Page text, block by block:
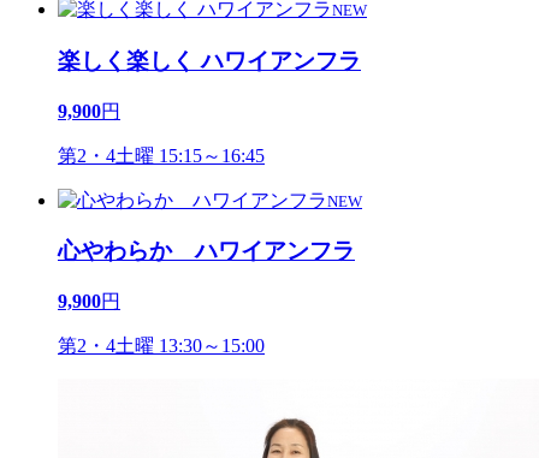
NEW
楽しく楽しく ハワイアンフラ
9,900円
第2・4土曜 15:15～16:45
NEW
心やわらか ハワイアンフラ
9,900円
第2・4土曜 13:30～15:00